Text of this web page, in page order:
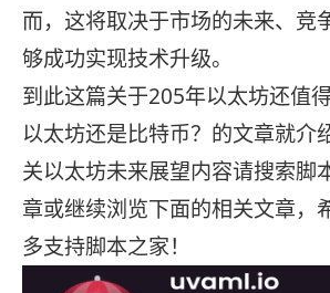
而，这将取决于市场的未来、竞
够成功实现技术升级。
到此这篇关于205年以太坊还值
以太坊还是比特币？的文章就介
关以太坊未来展望内容请搜索脚
章或继续浏览下面的相关文章，
多支持脚本之家！